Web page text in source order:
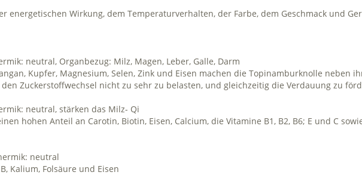
energetischen Wirkung, dem Temperaturverhalten, der Farbe, dem Geschmack und
neutral, Organbezug: Milz, Magen, Leber, Galle, Darm
Kupfer, Magnesium, Selen, Zink und Eisen machen die Topinamburknolle neben
Zuckerstoffwechsel nicht zu sehr zu belasten, und gleichzeitig die Verdauung zu
neutral, stärken das Milz- Qi
hohen Anteil an Carotin, Biotin, Eisen, Calcium, die Vitamine B1, B2, B6; E und C
neutral
Kalium, Folsäure und Eisen